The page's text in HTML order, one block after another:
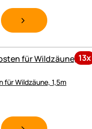
13x
Wildzäune, 1,5m